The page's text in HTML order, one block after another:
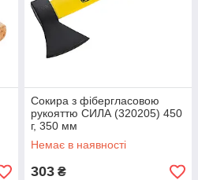
Сокира з фібергласовою
рукояттю СИЛА (320205) 450
г, 350 мм
Немає в наявності
303 ₴